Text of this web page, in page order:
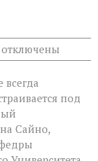
котключены
под
Сайно,